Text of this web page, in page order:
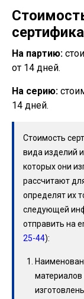
На партию:
от 14 дней.
На серию:
14 дней.
Стоимость
вида изделий
которых они
рассчитают
определят их
следующей
отправить на
25-44):
материалов